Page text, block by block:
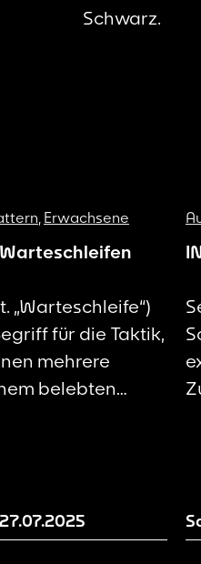
, Erwachsene
„Warteschleife“)
für die Taktik,
mehrere
belebten
dass